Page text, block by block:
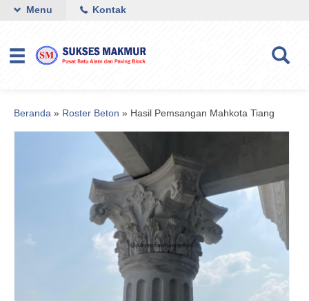
Menu Kontak
Beranda » Roster Beton » Hasil Pemsangan Mahkota Tiang